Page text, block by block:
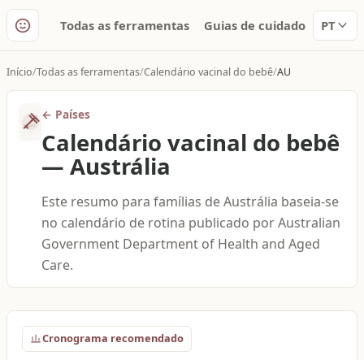
Todas as ferramentas Guias de cuidado PT
Início Todas as ferramentas Calendário vacinal do bebê AU
← Países
Calendário vacinal do bebê
—Austrália
Este resumo para famílias de Austrália baseia-se
no calendário de rotina publicado por Australian
Government Department of Health and Aged
Care.
Cronograma recomendado